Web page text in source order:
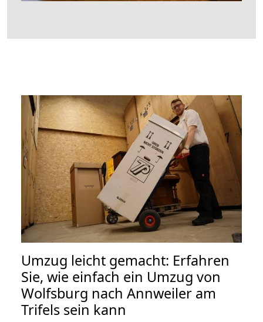
Umzug leicht gemacht: Erfahren
Sie, wie einfach ein Umzug von
Wolfsburg nach Annweiler am
Trifels sein kann